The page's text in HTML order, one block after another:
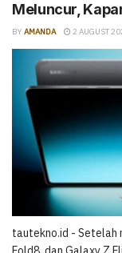
Meluncur,
BY AMANDA 2 AUGUST
tautekno.id - Setelah